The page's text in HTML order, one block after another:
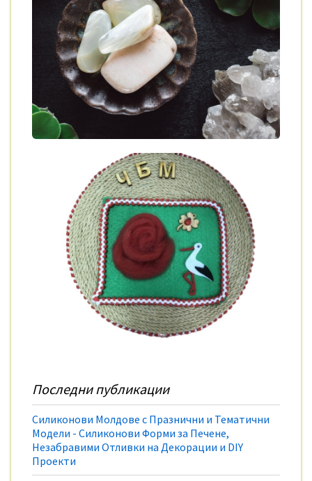
Последни публикации
Силиконови Молдове с Празнични и Тематични
Модели - Силиконови Форми за Печене,
Незабравими Отливки на Декорации и DIY
Проекти